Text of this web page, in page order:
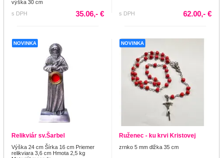
výška 30 cm
s DPH
35.06,- € s DPH 62.00,- €
NOVINKA
Relikviár sv.Šarbel
Výška 24 cm Šírka 16 cm Priemer
relikviara 3,6 cm Hmota 2,5 kg
NOVINKA
Ruženec - ku krvi Kristovej
zrnko 5 mm dlžka 35 cm